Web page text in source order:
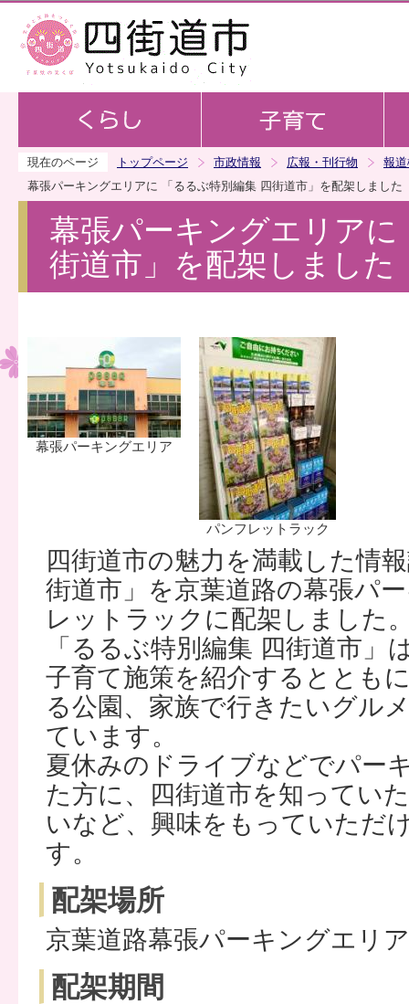
現在のページ トップページ 市政情報 広報・刊行物
報
幕張パーキングエリアに 「るるぶ特別編集 四街道市」を配架しました
幕張パーキングエリア
街道市」を配架しました
幕張パーキングエリア
パンフレットラック
四街道市の魅力を満載した情
街道市」を京葉道路の幕張パ
レットラックに配架しました
「るるぶ特別編集 四街道市」
子育て施策を紹介するととも
る公園、家族で行きたいグル
ています。
夏休みのドライブなどでパー
た方に、四街道市を知ってい
いなど、興味をもっていただ
す。
配架場所
京葉道路幕張パーキングエリ
配架期間